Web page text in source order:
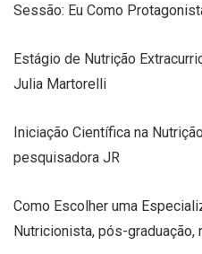
Sessão: Eu Como
Estágio de Nutrição
Julia Martorelli
Iniciação Científica na
pesquisadora JR
Como Escolher uma
Nutricionista, pós-